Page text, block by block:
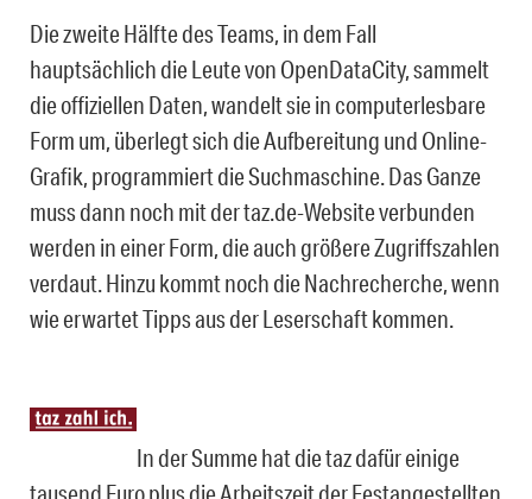
Die zweite Hälfte des Teams, in dem Fall
hauptsächlich die Leute von OpenDataCity, sammelt
die offiziellen Daten, wandelt sie in computerlesbare
Form um, überlegt sich die Aufbereitung und Online-
Grafik, programmiert die Suchmaschine. Das Ganze
muss dann noch mit der taz.de-Website verbunden
werden in einer Form, die auch größere Zugriffszahlen
verdaut. Hinzu kommt noch die Nachrecherche, wenn
wie erwartet Tipps aus der Leserschaft kommen.
In der Summe hat die taz dafür einige
tausend Euro plus die Arbeitszeit der Festangestellten